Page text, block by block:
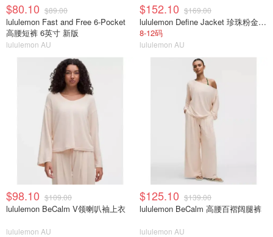
$80.10 $89.00
lululemon Fast and Free 6-Pocket
高腰短裤 6英寸 新版
lululemon AU
$152.10 $169.00
lululemon Define Jacket 珍珠粉金拉链
8-12码
lululemon AU
$98.10 $109.00
lululemon BeCalm V领喇叭袖上衣
lululemon AU
$125.10 $139.00
lululemon BeCalm 高腰百褶阔腿裤
lululemon AU